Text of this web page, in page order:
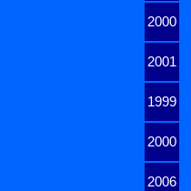
2000
2001
1999
2000
2006